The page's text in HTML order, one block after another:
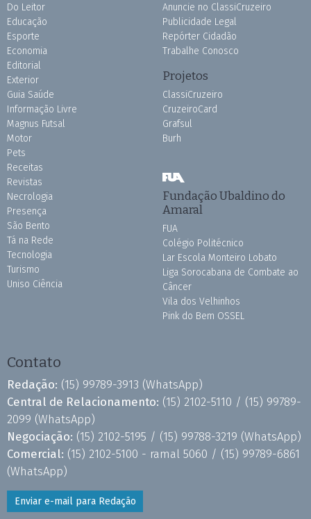
Do Leitor
Educação
Esporte
Economia
Editorial
Exterior
Guia Saúde
Informação Livre
Magnus Futsal
Motor
Pets
Receitas
Revistas
Necrologia
Presença
São Bento
Tá na Rede
Tecnologia
Turismo
Uniso Ciência
Anuncie no ClassiCruzeiro
Publicidade Legal
Repórter Cidadão
Trabalhe Conosco
Projetos
ClassiCruzeiro
CruzeiroCard
Grafsul
Burh
Fundação Ubaldino do
Amaral
FUA
Colégio Politécnico
Lar Escola Monteiro Lobato
Liga Sorocabana de Combate ao
Câncer
Vila dos Velhinhos
Pink do Bem OSSEL
Contato
Redação: (15) 99789-3913 (WhatsApp)
Central de Relacionamento: (15) 2102-5110 / (15) 99789-
2099 (WhatsApp)
Negociação: (15) 2102-5195 / (15) 99788-3219 (WhatsApp)
Comercial: (15) 2102-5100 - ramal 5060 / (15) 99789-6861
(WhatsApp)
Enviar e-mail para Redação